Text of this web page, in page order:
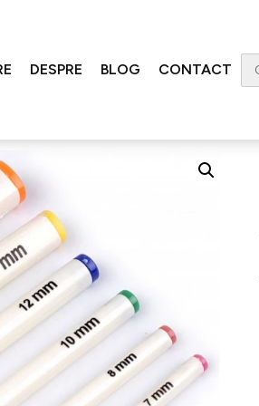
DESPRE BLOG CONTACT